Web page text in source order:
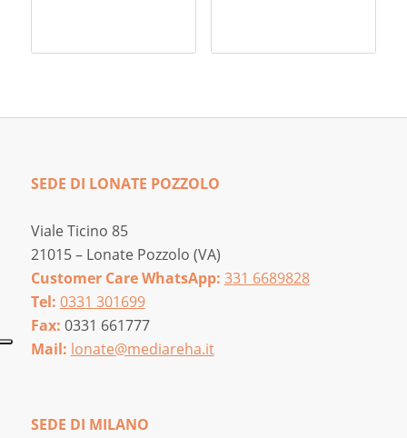
SEDE DI LONATE POZZOLO
Viale Ticino 85
21015 – Lonate Pozzolo (VA)
Customer Care WhatsApp: 331 6689828
Tel: 0331 301699
Fax: 0331 661777
Mail: lonate@mediareha.it
SEDE DI MILANO